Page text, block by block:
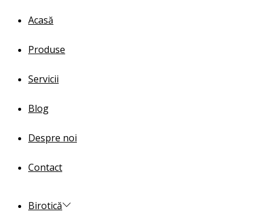
Acasă
Produse
Servicii
Blog
Despre noi
Contact
Birotică